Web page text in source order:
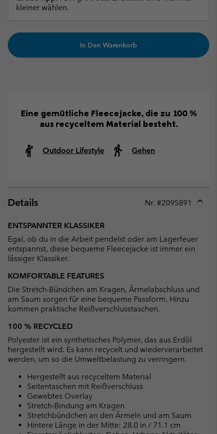
kleiner wählen.
In Den Warenkorb
Eine gemütliche Fleecejacke, die zu 100 %
aus recyceltem Material besteht.
Outdoor Lifestyle Gehen
Details Nr. #2095891
ENTSPANNTER KLASSIKER
Egal, ob du in die Arbeit pendelst oder am Lagerfeuer
entspannst, diese bequeme Fleecejacke ist immer ein
lässiger Klassiker.
KOMFORTABLE FEATURES
Die Stretch-Bündchen am Kragen, Ärmelabschluss und
am Saum sorgen für eine bequeme Passform. Hinzu
kommen praktische Reißverschlusstaschen.
100 % RECYCLED
Polyester ist ein synthetisches Polymer, das aus Erdöl
hergestellt wird. Es kann recycelt und wiederverarbeitet
werden, um so die Umweltbelastung zu verringern.
Hergestellt aus recyceltem Material
Seitentaschen mit Reißverschluss
Gewebtes Overlay
Stretch-Bindung am Kragen
Stretchbündchen an den Ärmeln und am Saum
Hintere Länge in der Mitte: 28.0 in / 71.1 cm